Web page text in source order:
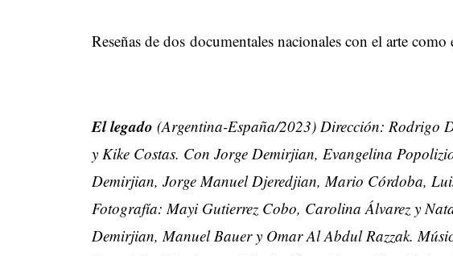
Reseñas de dos documentales nacionales con el arte
El legado (Argentina-España/2023) Dirección: Rodrigo
y Kike Costas. Con Jorge Demirjian, Evangelina
Demirjian, Jorge Manuel Djeredjian, Mario Córdoba,
Fotografía: Mayi Gutierrez Cobo, Carolina Álvarez y
Demirjian, Manuel Bauer y Omar Al Abdul Razzak.